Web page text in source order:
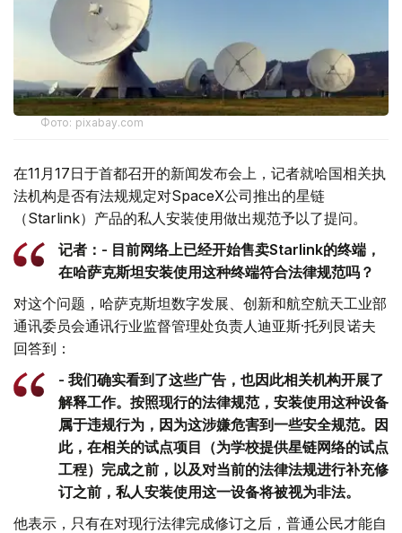
Фото: pixabay.com
在11月17日于首都召开的新闻发布会上，记者就哈国相关执
法机构是否有法规规定对SpaceX公司推出的星链
（Starlink）产品的私人安装使用做出规范予以了提问。
记者：- 目前网络上已经开始售卖Starlink的终端，
在哈萨克斯坦安装使用这种终端符合法律规范吗？
对这个问题，哈萨克斯坦数字发展、创新和航空航天工业部
通讯委员会通讯行业监督管理处负责人迪亚斯·托列艮诺夫
回答到：
- 我们确实看到了这些广告，也因此相关机构开展了
解释工作。按照现行的法律规范，安装使用这种设备
属于违规行为，因为这涉嫌危害到一些安全规范。因
此，在相关的试点项目（为学校提供星链网络的试点
工程）完成之前，以及对当前的法律法规进行补充修
订之前，私人安装使用这一设备将被视为非法。
他表示，只有在对现行法律完成修订之后，普通公民才能自